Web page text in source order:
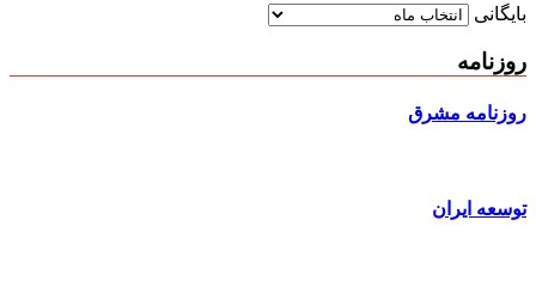
بایگانی
روزنامه
روزنامه مشرق
توسعه ایران